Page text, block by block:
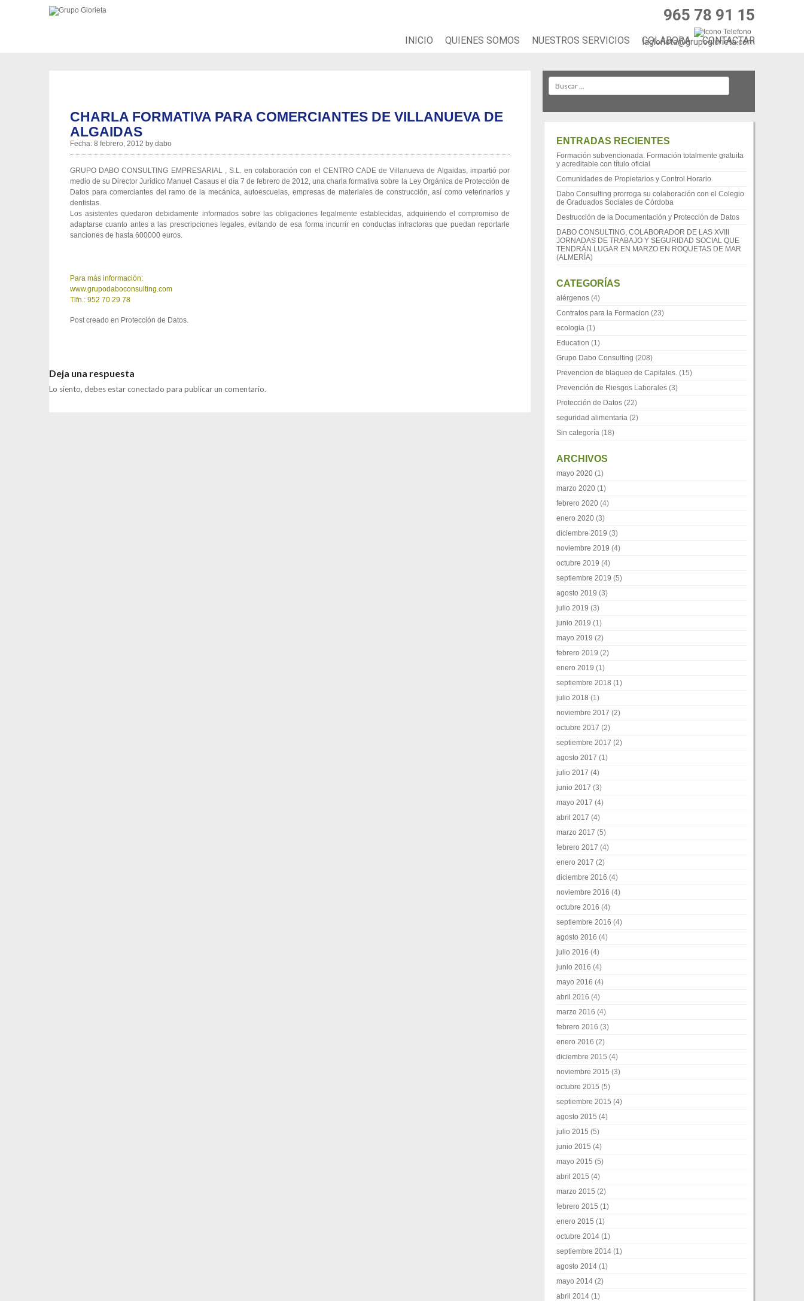
965 78 91 15
laglorieta@grupoglorieta.com
CONTACTAR
COLABORA
NUESTROS SERVICIOS
QUIENES SOMOS
INICIO
CHARLA FORMATIVA PARA COMERCIANTES DE VILLANUEVA DE
ALGAIDAS
Fecha: 8 febrero, 2012 by dabo
GRUPO DABO CONSULTING EMPRESARIAL , S.L. en colaboración con el CENTRO CADE de Villanueva de Algaidas, impartió por
medio de su Director Jurídico Manuel Casaus el día 7 de febrero de 2012, una charla formativa sobre la Ley Orgánica de Protección de
Datos para comerciantes del ramo de la mecánica, autoescuelas, empresas de materiales de construcción, así como veterinarios y
dentistas.
Los asistentes quedaron debidamente informados sobre las obligaciones legalmente establecidas, adquiriendo el compromiso de
adaptarse cuanto antes a las prescripciones legales, evitando de esa forma incurrir en conductas infractoras que puedan reportarle
sanciones de hasta 600000 euros.
Para más información:
www.grupodaboconsulting.com
Tlfn.: 952 70 29 78
Post creado en Protección de Datos.
Deja una respuesta
Lo siento, debes estar conectado para publicar un comentario.
ENTRADAS RECIENTES
Formación subvencionada. Formación totalmente gratuita
y acreditable con título oficial
Comunidades de Propietarios y Control Horario
Dabo Consulting prorroga su colaboración con el Colegio
de Graduados Sociales de Córdoba
Destrucción de la Documentación y Protección de Datos
DABO CONSULTING, COLABORADOR DE LAS XVIII
JORNADAS DE TRABAJO Y SEGURIDAD SOCIAL QUE
TENDRÁN LUGAR EN MARZO EN ROQUETAS DE MAR
(ALMERÍA)
CATEGORÍAS
alérgenos (4)
Contratos para la Formacion (23)
ecologia (1)
Education (1)
Grupo Dabo Consulting (208)
Prevencion de blaqueo de Capitales. (15)
Prevención de Riesgos Laborales (3)
Protección de Datos (22)
seguridad alimentaria (2)
Sin categoría (18)
ARCHIVOS
mayo 2020 (1)
marzo 2020 (1)
febrero 2020 (4)
enero 2020 (3)
diciembre 2019 (3)
noviembre 2019 (4)
octubre 2019 (4)
septiembre 2019 (5)
agosto 2019 (3)
julio 2019 (3)
junio 2019 (1)
mayo 2019 (2)
febrero 2019 (2)
enero 2019 (1)
septiembre 2018 (1)
julio 2018 (1)
noviembre 2017 (2)
octubre 2017 (2)
septiembre 2017 (2)
agosto 2017 (1)
julio 2017 (4)
junio 2017 (3)
mayo 2017 (4)
abril 2017 (4)
marzo 2017 (5)
febrero 2017 (4)
enero 2017 (2)
diciembre 2016 (4)
noviembre 2016 (4)
octubre 2016 (4)
septiembre 2016 (4)
agosto 2016 (4)
julio 2016 (4)
junio 2016 (4)
mayo 2016 (4)
abril 2016 (4)
marzo 2016 (4)
febrero 2016 (3)
enero 2016 (2)
diciembre 2015 (4)
noviembre 2015 (3)
octubre 2015 (5)
septiembre 2015 (4)
agosto 2015 (4)
julio 2015 (5)
junio 2015 (4)
mayo 2015 (5)
abril 2015 (4)
marzo 2015 (2)
febrero 2015 (1)
enero 2015 (1)
octubre 2014 (1)
septiembre 2014 (1)
agosto 2014 (1)
mayo 2014 (2)
abril 2014 (1)